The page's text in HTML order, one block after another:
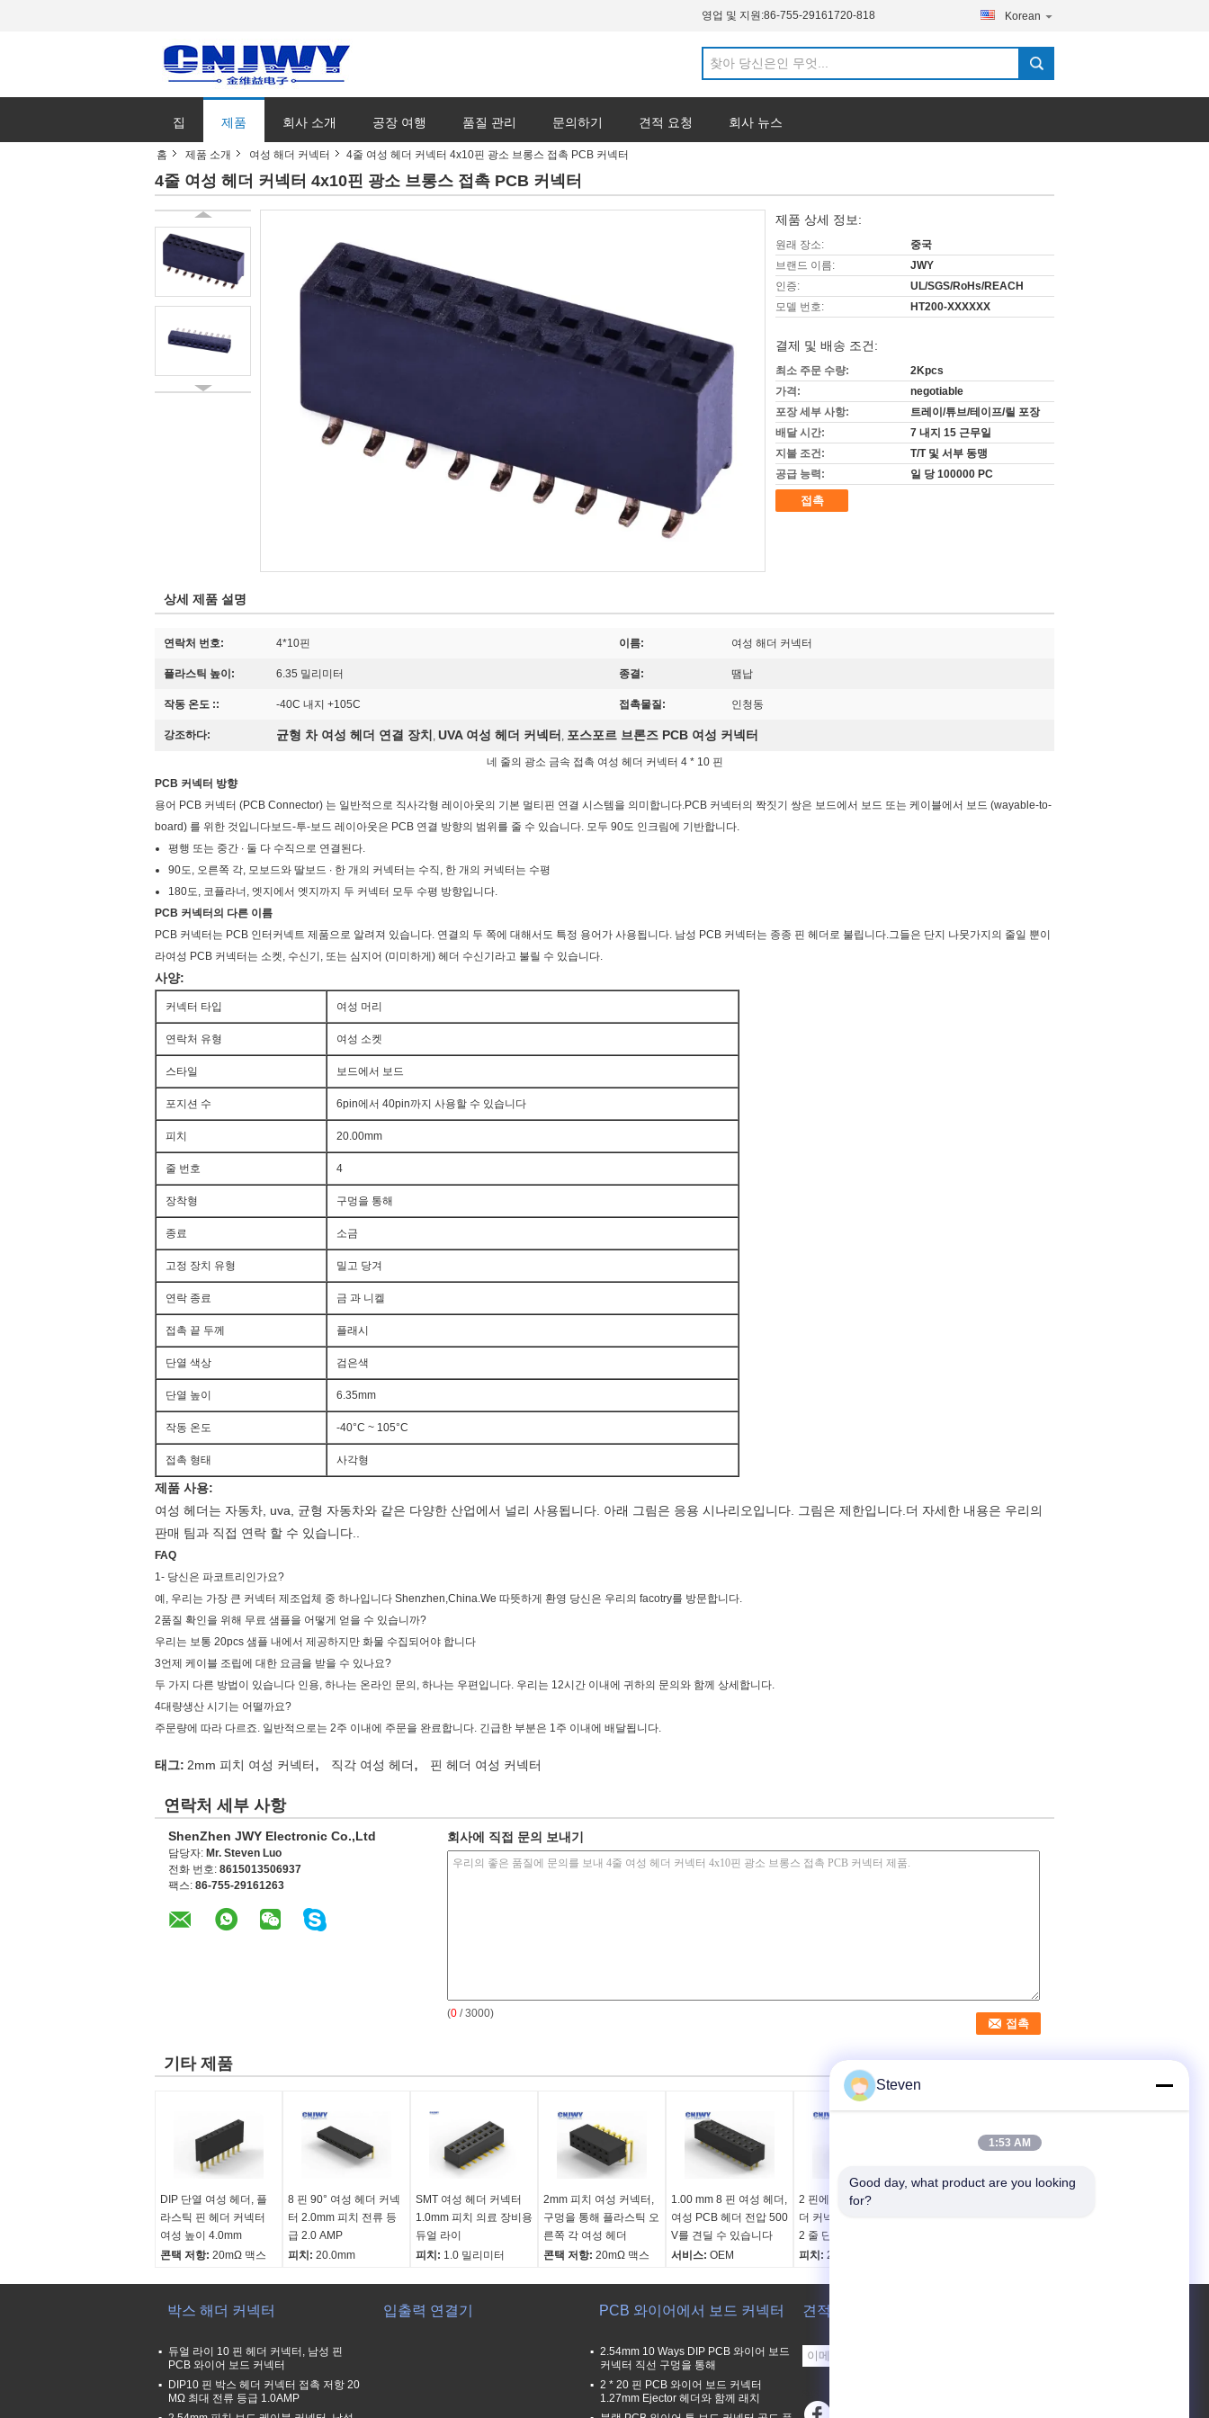
영업 및 지원:86-755-29161720-818 Korean
집 제품 회사 소개 공장 여행 품질 관리 문의하기 견적 요청 회사 뉴스
홈 제품 소개 여성 해더 커넥터 4줄 여성 헤더 커넥터 4x10핀 광소 브롱스 접촉 PCB 커넥터
4줄 여성 헤더 커넥터 4x10핀 광소 브롱스 접촉 PCB 커넥터
제품 상세 정보:
원래 장소:
중국
브랜드 이름:
JWY
인증:
UL/SGS/RoHs/REACH
모델 번호:
HT200-XXXXXX
결제 및 배송 조건:
최소 주문 수량:
2Kpcs
가격:
negotiable
포장 세부 사항:
트레이/튜브/테이프/릴 포장
배달 시간:
7 내지 15 근무일
지불 조건:
T/T 및 서부 동맹
공급 능력:
일 당 100000 PC
접촉
상세 제품 설명
연락처 번호: 4*10핀 이름: 여성 해더 커넥터
플라스틱 높이: 6.35 밀리미터 종결: 땜납
작동 온도 :: -40C 내지 +105C 접촉물질: 인청동
강조하다: 균형 차 여성 헤더 연결 장치 , UVA 여성 헤더 커넥터 , 포스포르 브론즈 PCB 여성 커넥터
네 줄의 광소 금속 접촉 여성 헤더 커넥터 4 * 10 핀
PCB 커넥터 방향
용어 PCB 커넥터 (PCB Connector) 는 일반적으로 직사각형 레이아웃의 기본 멀티핀 연결 시스템을 의미합니다.PCB 커넥터의 짝짓기 쌍은 보드에서 보드 또는 케이블에서 보드 (wayable-to-
board) 를 위한 것입니다보드-투-보드 레이아웃은 PCB 연결 방향의 범위를 줄 수 있습니다. 모두 90도 인크림에 기반합니다.
평행 또는 중간 ∙ 둘 다 수직으로 연결된다.
90도, 오른쪽 각, 모보드와 딸보드 ∙ 한 개의 커넥터는 수직, 한 개의 커넥터는 수평
180도, 코플라너, 엣지에서 엣지까지 두 커넥터 모두 수평 방향입니다.
PCB 커넥터의 다른 이름
PCB 커넥터는 PCB 인터커넥트 제품으로 알려져 있습니다. 연결의 두 쪽에 대해서도 특정 용어가 사용됩니다. 남성 PCB 커넥터는 종종 핀 헤더로 불립니다.그들은 단지 나뭇가지의 줄일 뿐이
라여성 PCB 커넥터는 소켓, 수신기, 또는 심지어 (미미하게) 헤더 수신기라고 불릴 수 있습니다.
사양:
커넥터 타입 여성 머리
연락처 유형 여성 소켓
스타일 보드에서 보드
포지션 수 6pin에서 40pin까지 사용할 수 있습니다
피치 20.00mm
줄 번호 4
장착형 구멍을 통해
종료 소금
고정 장치 유형 밀고 당겨
연락 종료 금 과 니켈
접촉 끝 두께 플래시
단열 색상 검은색
단열 높이 6.35mm
작동 온도 -40°C ~ 105°C
접촉 형태 사각형
제품 사용:
여성 헤더는 자동차, uva, 균형 자동차와 같은 다양한 산업에서 널리 사용됩니다. 아래 그림은 응용 시나리오입니다. 그림은 제한입니다.더 자세한 내용은 우리의
판매 팀과 직접 연락 할 수 있습니다..
FAQ
1- 당신은 파코트리인가요?
예, 우리는 가장 큰 커넥터 제조업체 중 하나입니다 Shenzhen,China.We 따뜻하게 환영 당신은 우리의 facotry를 방문합니다.
2품질 확인을 위해 무료 샘플을 어떻게 얻을 수 있습니까?
우리는 보통 20pcs 샘플 내에서 제공하지만 화물 수집되어야 합니다
3언제 케이블 조립에 대한 요금을 받을 수 있나요?
두 가지 다른 방법이 있습니다 인용, 하나는 온라인 문의, 하나는 우편입니다. 우리는 12시간 이내에 귀하의 문의와 함께 상세합니다.
4대량생산 시기는 어떨까요?
주문량에 따라 다르죠. 일반적으로는 2주 이내에 주문을 완료합니다. 긴급한 부분은 1주 이내에 배달됩니다.
태그: 2mm 피치 여성 커넥터, 직각 여성 헤더, 핀 헤더 여성 커넥터
연락처 세부 사항
ShenZhen JWY Electronic Co.,Ltd
담당자: Mr. Steven Luo
전화 번호: 8615013506937
팩스: 86-755-29161263
회사에 직접 문의 보내기
(0 / 3000)
기타 제품
DIP 단열 여성 헤더, 플
라스틱 핀 헤더 커넥터
여성 높이 4.0mm
콘택 저항: 20mΩ 맥스
작동 온도: -40C 내지
8 핀 90° 여성 헤더 커넥
터 2.0mm 피치 전류 등
급 2.0 AMP
피치: 20.0mm
SMT 여성 헤더 커넥터
1.0mm 피치 의료 장비용
듀얼 라이
피치: 1.0 밀리미터
단수: 이원적 가로열
2mm 피치 여성 커넥터,
구멍을 통해 플라스틱 오
른쪽 각 여성 헤더
콘택 저항: 20mΩ 맥스
1.00 mm 8 핀 여성 헤더,
여성 PCB 헤더 전압 500
V를 견딜 수 있습니다
서비스: OEM
절연 소재: LCP+GF
2 핀에서 80 핀 여성 헤
더 커넥터 2.54mm 피치
2 줄 단열 저항
피치: 2.54 밀리미터
색상:검은색
박스 해더 커넥터
듀얼 라이 10 핀 헤더 커넥터, 남성 핀
PCB 와이어 보드 커넥터
DIP10 핀 박스 헤더 커넥터 접촉 저항 20
MΩ 최대 전류 등급 1.0AMP
입출력 연결기 PCB 와이어에서 보드 커넥터
2.54mm 10 Ways DIP PCB 와이어 보드
커넥터 직선 구멍을 통해
2 * 20 핀 PCB 와이어 보드 커넥터
1.27mm Ejector 헤더와 함께 래치
견적 요청
Steven
1:53 AM
Good day, what product are you looking
for?